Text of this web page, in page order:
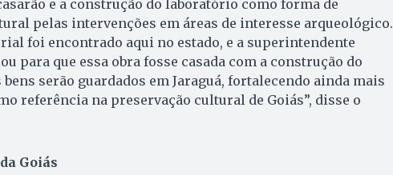
e a construção do laboratório como forma de
pelas intervenções em áreas de interesse arqueológico.
foi encontrado aqui no estado, e a superintendente
para que essa obra fosse casada com a construção do
serão guardados em Jaraguá, fortalecendo ainda mais
referência na preservação cultural de Goiás”, disse o
Goiás